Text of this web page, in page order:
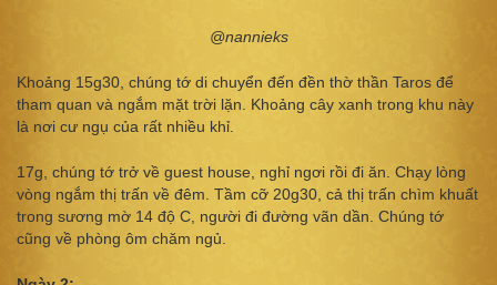
@nannieks
Khoảng 15g30, chúng tớ di chuyển đến đền thờ thần Taros để
tham quan và ngắm mặt trời lặn. Khoảng cây xanh trong khu này
là nơi cư ngụ của rất nhiều khỉ.
17g, chúng tớ trở về guest house, nghỉ ngơi rồi đi ăn. Chạy lòng
vòng ngắm thị trấn về đêm. Tầm cỡ 20g30, cả thị trấn chìm khuất
trong sương mờ 14 độ C, người đi đường vãn dần. Chúng tớ
cũng về phòng ôm chăm ngủ.